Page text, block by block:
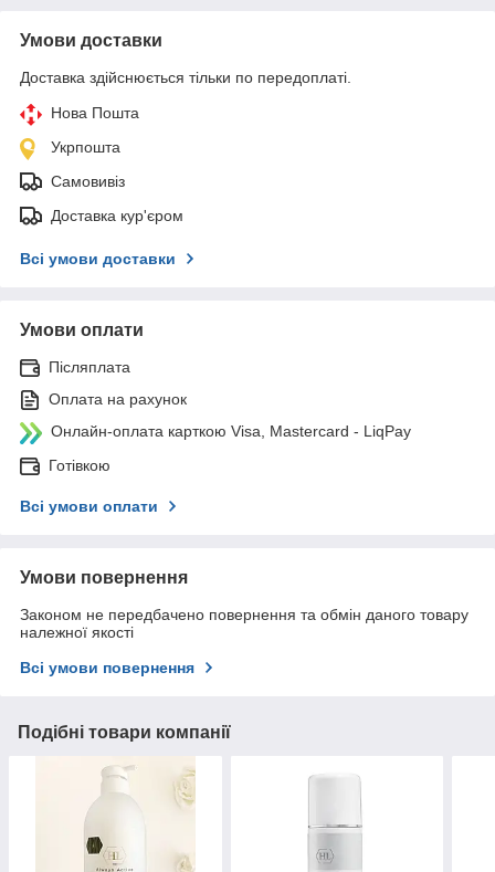
Умови доставки
Доставка здійснюється тільки по передоплаті.
Нова Пошта
Укрпошта
Самовивіз
Доставка кур'єром
Всі умови доставки
Умови оплати
Післяплата
Оплата на рахунок
Онлайн-оплата карткою Visa, Mastercard - LiqPay
Готівкою
Всі умови оплати
Умови повернення
Законом не передбачено повернення та обмін даного товару
належної якості
Всі умови повернення
Подібні товари компанії